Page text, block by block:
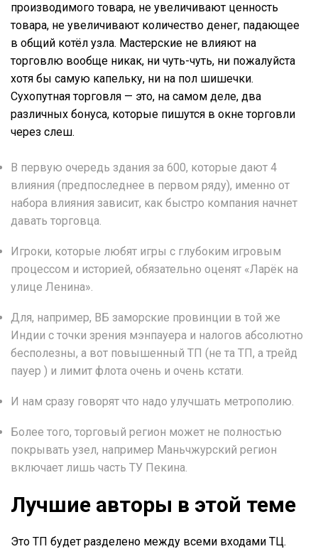
производимого товара, не увеличивают ценность
товара, не увеличивают количество денег, падающее
в общий котёл узла. Мастерские не влияют на
торговлю вообще никак, ни чуть-чуть, ни пожалуйста
хотя бы самую капельку, ни на пол шишечки.
Сухопутная торговля — это, на самом деле, два
различных бонуса, которые пишутся в окне торговли
через слеш.
В первую очередь здания за 600, которые дают 4
влияния (предпоследнее в первом ряду), именно от
набора влияния зависит, как быстро компания начнет
давать торговца.
Игроки, которые любят игры с глубоким игровым
процессом и историей, обязательно оценят «Ларёк на
улице Ленина».
Для, например, ВБ заморские провинции в той же
Индии с точки зрения мэнпауера и налогов абсолютно
бесполезны, а вот повышенный ТП (не та ТП, а трейд
пауер ) и лимит флота очень и очень кстати.
И нам сразу говорят что надо улучшать метрополию.
Более того, торговый регион может не полностью
покрывать узел, например Маньчжурский регион
включает лишь часть ТУ Пекина.
Лучшие авторы в этой теме
Это ТП будет разделено между всеми входами ТЦ.